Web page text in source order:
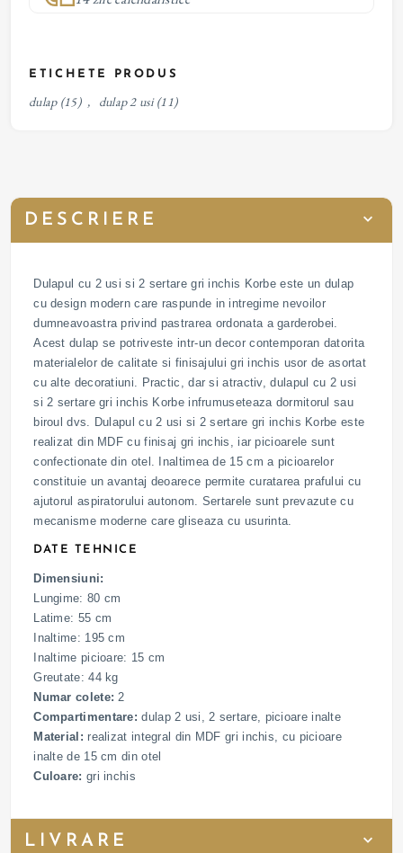
ETICHETE PRODUS
dulap (15) , dulap 2 usi (11)
DESCRIERE
Dulapul cu 2 usi si 2 sertare gri inchis Korbe este un dulap
cu design modern care raspunde in intregime nevoilor
dumneavoastra privind pastrarea ordonata a garderobei.
Acest dulap se potriveste intr-un decor contemporan datorita
materialelor de calitate si finisajului gri inchis usor de asortat
cu alte decoratiuni. Practic, dar si atractiv, dulapul cu 2 usi
si 2 sertare gri inchis Korbe infrumuseteaza dormitorul sau
biroul dvs. Dulapul cu 2 usi si 2 sertare gri inchis Korbe este
realizat din MDF cu finisaj gri inchis, iar picioarele sunt
confectionate din otel. Inaltimea de 15 cm a picioarelor
constituie un avantaj deoarece permite curatarea prafului cu
ajutorul aspiratorului autonom. Sertarele sunt prevazute cu
mecanisme moderne care gliseaza cu usurinta.
DATE TEHNICE
Dimensiuni:
Lungime: 80 cm
Latime: 55 cm
Inaltime: 195 cm
Inaltime picioare: 15 cm
Greutate: 44 kg
Numar colete: 2
Compartimentare: dulap 2 usi, 2 sertare, picioare inalte
Material: realizat integral din MDF gri inchis, cu picioare
inalte de 15 cm din otel
Culoare: gri inchis
LIVRARE